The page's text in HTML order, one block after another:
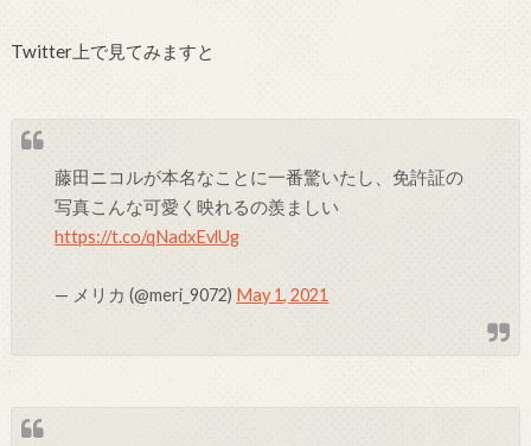
Twitter上で見てみますと
藤田ニコルが本名なことに一番驚いたし、免許証の
写真こんな可愛く映れるの羨ましい
https://t.co/qNadxEvlUg
— メリカ (@meri_9072) May 1, 2021